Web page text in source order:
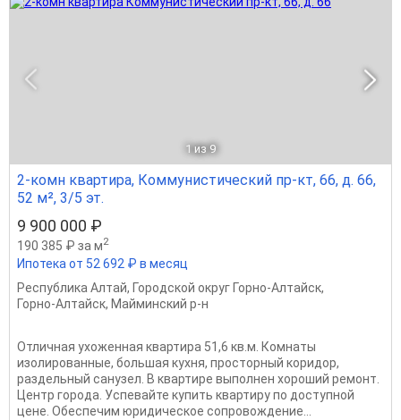
1 из 9
2-комн квартира, Коммунистический пр-кт, 66, д. 66,
52 м², 3/5 эт.
9 900 000 ₽
190 385 ₽ за м2
Ипотека от 52 692 ₽ в месяц
Республика Алтай, Городской округ Горно-Алтайск,
Горно-Алтайск, Майминский р-н
Отличная ухоженная квартира 51,6 кв.м. Комнаты
изолированные, большая кухня, просторный коридор,
раздельный санузел. В квартире выполнен хороший ремонт.
Центр города. Успевайте купить квартиру по доступной
цене. Обеспечим юридическое сопровождение...